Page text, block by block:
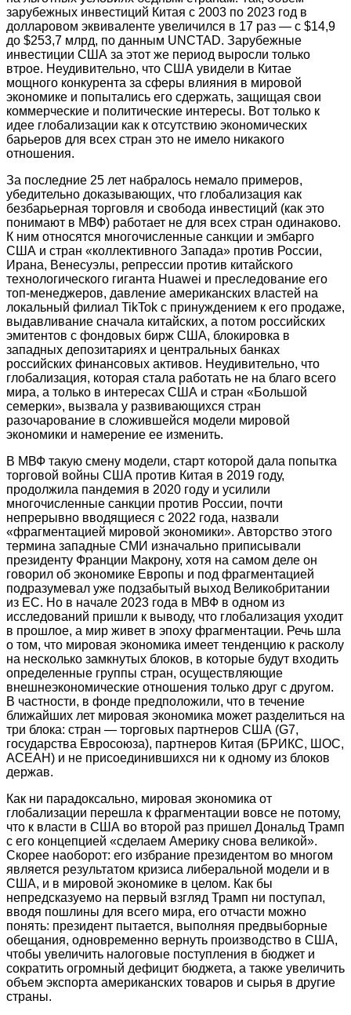
зарубежных инвестиций Китая с 2003 по 2023 год в
долларовом эквиваленте увеличился в 17 раз — c $14,9
до $253,7 млрд, по данным UNCTAD. Зарубежные
инвестиции США за этот же период выросли только
втрое. Неудивительно, что США увидели в Китае
мощного конкурента за сферы влияния в мировой
экономике и попытались его сдержать, защищая свои
коммерческие и политические интересы. Вот только к
идее глобализации как к отсутствию экономических
барьеров для всех стран это не имело никакого
отношения.
За последние 25 лет набралось немало примеров,
убедительно доказывающих, что глобализация как
безбарьерная торговля и свобода инвестиций (как это
понимают в МВФ) работает не для всех стран одинаково.
К ним относятся многочисленные санкции и эмбарго
США и стран «коллективного Запада» против России,
Ирана, Венесуэлы, репрессии против китайского
технологического гиганта Huawei и преследование его
топ-менеджеров, давление американских властей на
локальный филиал TikTok с принуждением к его продаже,
выдавливание сначала китайских, а потом российских
эмитентов с фондовых бирж США, блокировка в
западных депозитариях и центральных банках
российских финансовых активов. Неудивительно, что
глобализация, которая стала работать не на благо всего
мира, а только в интересах США и стран «Большой
семерки», вызвала у развивающихся стран
разочарование в сложившейся модели мировой
экономики и намерение ее изменить.
В МВФ такую смену модели, старт которой дала попытка
торговой войны США против Китая в 2019 году,
продолжила пандемия в 2020 году и усилили
многочисленные санкции против России, почти
непрерывно вводящиеся с 2022 года, назвали
«фрагментацией мировой экономики». Авторство этого
термина западные СМИ изначально приписывали
президенту Франции Макрону, хотя на самом деле он
говорил об экономике Европы и под фрагментацией
подразумевал уже подзабытый выход Великобритании
из ЕС. Но в начале 2023 года в МВФ в одном из
исследований пришли к выводу, что глобализация уходит
в прошлое, а мир живет в эпоху фрагментации. Речь шла
о том, что мировая экономика имеет тенденцию к расколу
на несколько замкнутых блоков, в которые будут входить
определенные группы стран, осуществляющие
внешнеэкономические отношения только друг с другом.
В частности, в фонде предположили, что в течение
ближайших лет мировая экономика может разделиться на
три блока: стран — торговых партнеров США (G7,
государства Евросоюза), партнеров Китая (БРИКС, ШОС,
АСЕАН) и не присоединившихся ни к одному из блоков
держав.
Как ни парадоксально, мировая экономика от
глобализации перешла к фрагментации вовсе не потому,
что к власти в США во второй раз пришел Дональд Трамп
с его концепцией «сделаем Америку снова великой».
Скорее наоборот: его избрание президентом во многом
является результатом кризиса либеральной модели и в
США, и в мировой экономике в целом. Как бы
непредсказуемо на первый взгляд Трамп ни поступал,
вводя пошлины для всего мира, его отчасти можно
понять: президент пытается, выполняя предвыборные
обещания, одновременно вернуть производство в США,
чтобы увеличить налоговые поступления в бюджет и
сократить огромный дефицит бюджета, а также увеличить
объем экспорта американских товаров и сырья в другие
страны.